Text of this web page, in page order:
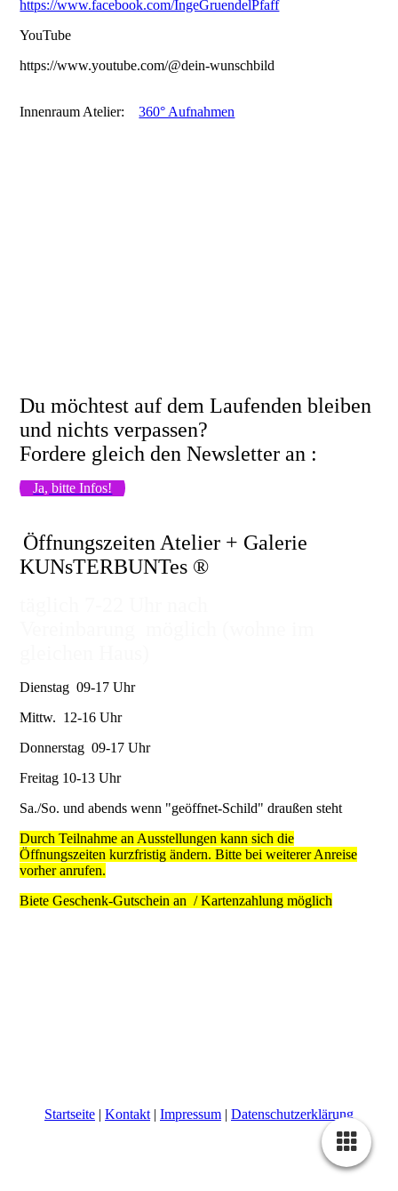
https://www.facebook.com/IngeGruendelPfaff
YouTube
https://www.youtube.com/@dein-wunschbild
Innenraum Atelier: 360° Aufnahmen
Du möchtest auf dem Laufenden bleiben
und nichts verpassen?
Fordere gleich den Newsletter an :
Ja, bitte Infos!
Öffnungszeiten Atelier + Galerie
KUNsTERBUNTes ®
Dienstag 09-17 Uhr
Mittw. 12-16 Uhr
Donnerstag 09-17 Uhr
Freitag 10-13 Uhr
Sa./So. und abends wenn "geöffnet-Schild" draußen steht
Durch Teilnahme an Ausstellungen kann sich die
Öffnungszeiten kurzfristig ändern. Bitte bei weiterer Anreise
vorher anrufen.
Biete Geschenk-Gutschein an / Kartenzahlung möglich
Startseite| Kontakt| Impressum| Datenschutzerklärung